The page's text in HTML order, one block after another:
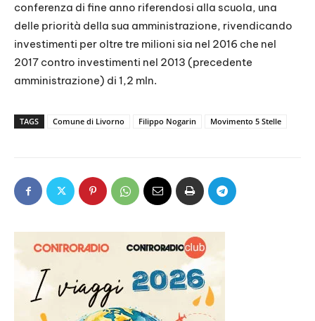
conferenza di fine anno riferendosi alla scuola, una
delle priorità della sua amministrazione, rivendicando
investimenti per oltre tre milioni sia nel 2016 che nel
2017 contro investimenti nel 2013 (precedente
amministrazione) di 1,2 mln.
TAGS Comune di Livorno Filippo Nogarin Movimento 5 Stelle